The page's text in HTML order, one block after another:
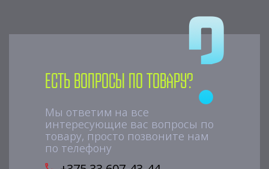
Есть вопросы по товару?
Мы ответим на все
интересующие вас вопросы по
товару, просто позвоните нам
по телефону